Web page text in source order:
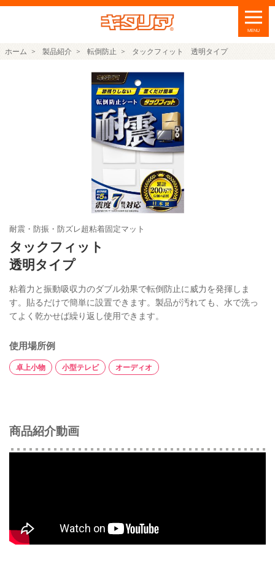
ホーム 製品紹介 転倒防止 タックフィット 透明タイプ
耐震・防振・防ズレ超粘着固定マット
タックフィット
透明タイプ
粘着力と振動吸収力のダブル効果で転倒防止に威力を発揮しま
す。貼るだけで簡単に設置できます。製品が汚れても、水で洗っ
てよく乾かせば繰り返し使用できます。
使用場所例
卓上小物 小型テレビ オーディオ
商品紹介動画